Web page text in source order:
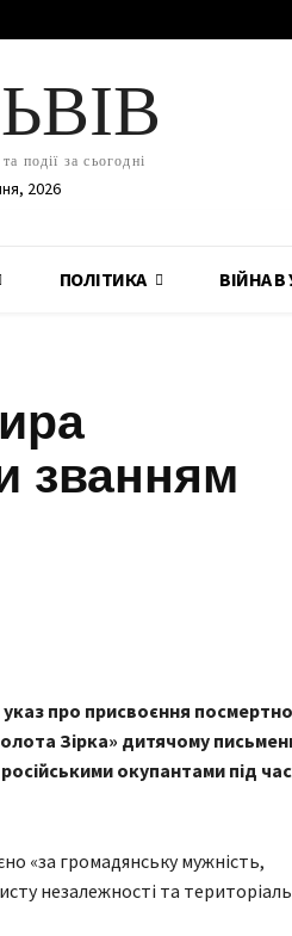
події за сьогодні
2026
ПОЛІТИКА ВІЙНА В
званням
про присвоєння посмертно
Зірка» дитячому
окупантами під час
«за громадянську мужність,
незалежності та